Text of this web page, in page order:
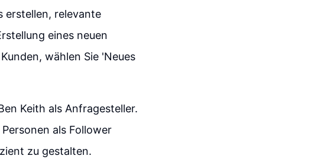
erstellen, relevante
eines neuen
wählen Sie 'Neues
Keith als Anfragesteller.
als Follower
zu gestalten.